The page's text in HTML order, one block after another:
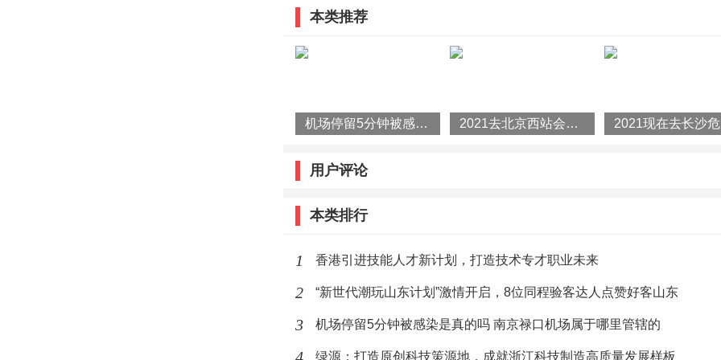
利受电，由青岛市市政公用工程质量安全监督站监督指
谷歌、苹果、微软、亚马逊等头部科技品牌持续领跑
本类推荐
机场停留5分钟被感染是真的吗 南京禄口机场属于哪里管辖的 2021去北京西站会被隔离吗 8月北京会全员核酸检查吗
用户评论
本类排行
1 香港引进技能人才新计划，打造技术专才职业未来
2 “新世代潮玩山东计划”激情开启，8位同程验客达人点赞好客山东
3 机场停留5分钟被感染是真的吗 南京禄口机场属于哪里管辖的
绿源：打造原创科技策源地，成就浙江科技制造高质量发展样板